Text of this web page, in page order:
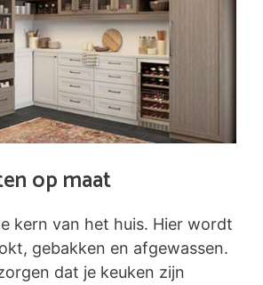
op maat
kern van het huis. Hier wordt
gebakken en afgewassen.
dat je keuken zijn